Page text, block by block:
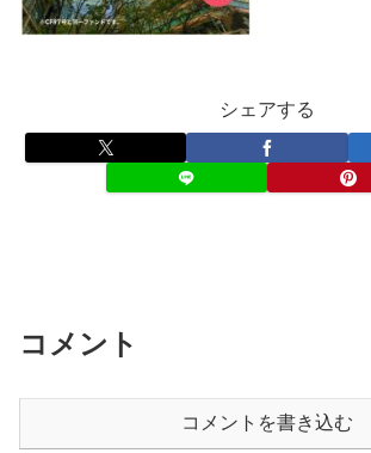
シェアする
コメント
コメントを書き込む